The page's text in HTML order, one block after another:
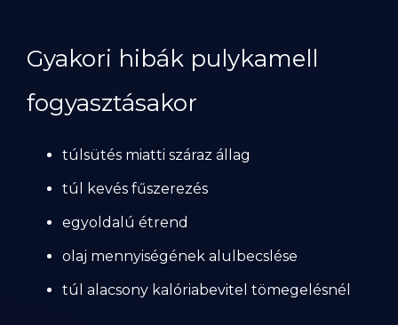
Gyakori hibák pulykamell
fogyasztásakor
túlsütés miatti száraz állag
túl kevés fűszerezés
egyoldalú étrend
olaj mennyiségének alulbecslése
túl alacsony kalóriabevitel tömegelésnél